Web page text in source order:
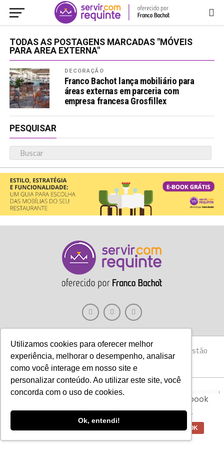
Utilizamos cookies para oferecer melhor
experiência, melhorar o desempenho, analisar
como você interage em nosso site e
personalizar conteúdo. Ao utilizar este site, você
concorda com o uso de cookies.
Ok, entendi!
TODAS AS POSTAGENS MARCADAS "MÓVEIS
PARA AREA EXTERNA"
DECORAÇÃO
Franco Bachot lança mobiliário para
áreas externas em parceria com
empresa francesa Grosfillex
PESQUISAR
Gastronomia Móveis Decoração Hotelaria
Gestão
Marketing
Tecnologia Eventos
Copyright © 2017 Servir com Requinte • Franco Bachot Móveis . Desenvolvido
Aviso:Nós da Franco Bachot utilizamos de
cookies com ferramentas do Google e Facebook
experiência de nossos clientes para oferecer
melhores produtos e serviços. OK